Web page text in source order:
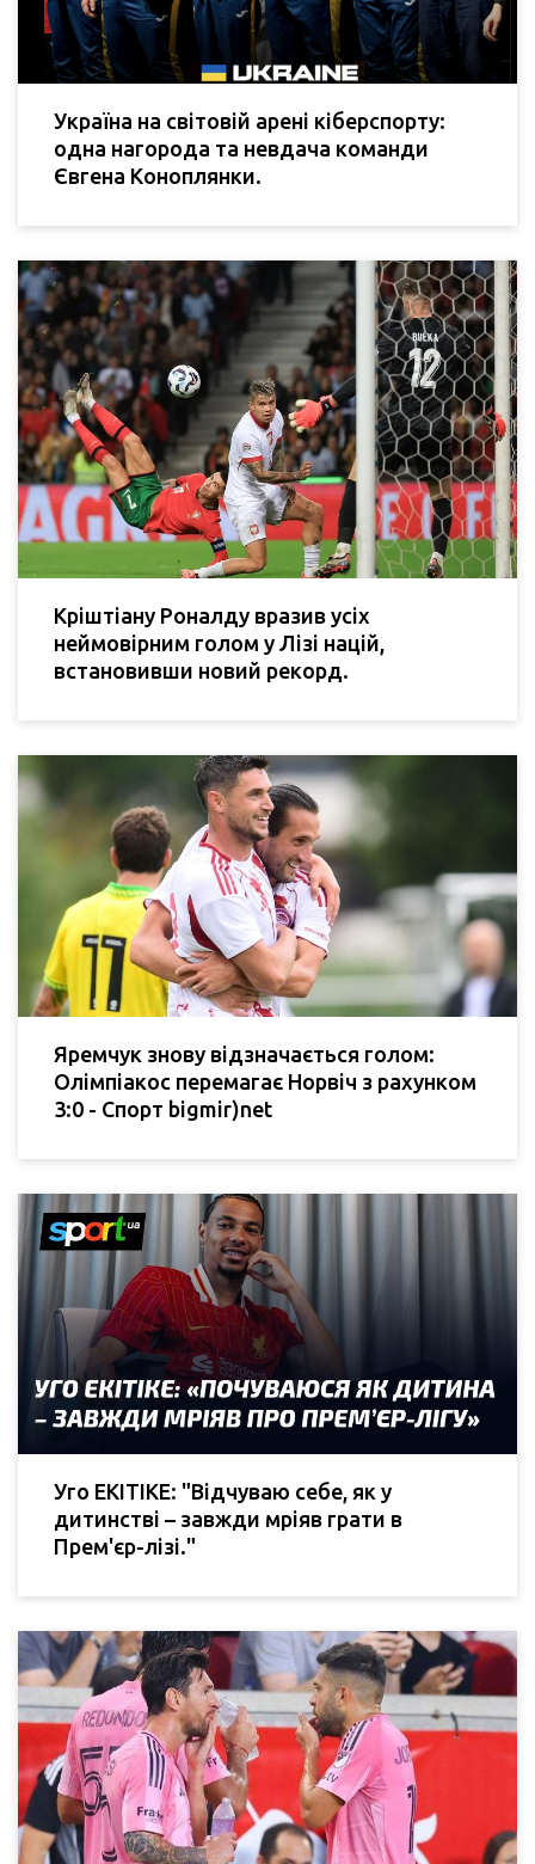
Україна на світовій арені кіберспорту:
одна нагорода та невдача команди
Євгена Коноплянки.
Кріштіану Роналду вразив усіх
неймовірним голом у Лізі націй,
встановивши новий рекорд.
Яремчук знову відзначається голом:
Олімпіакос перемагає Норвіч з рахунком
3:0 - Спорт bigmir)net
Уго ЕКІТІКЕ: "Відчуваю себе, як у
дитинстві – завжди мріяв грати в
Прем'єр-лізі."